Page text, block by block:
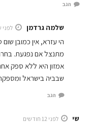
הגב
שלמה גרדמן לפני
הי עזרא, אין כמובן
מתנצל אם נפגעת.
אמזון היא ללא ספק
שבביה בישראל
הגב
שי לפני 12 חודשים